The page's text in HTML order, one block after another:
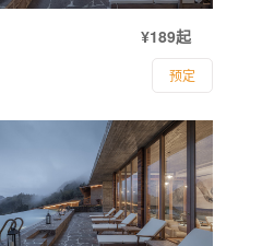
¥189起
预定